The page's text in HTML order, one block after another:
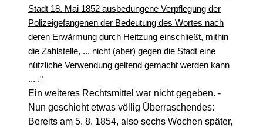
Stadt 18. Mai 1852 ausbedungene Verpflegung der
Polizeigefangenen der Bedeutung des Wortes nach
deren Erwärmung durch Heitzung einschließt, mithin
die Zahlstelle, ... nicht (aber) gegen die Stadt eine
nützliche Verwendung geltend gemacht werden kann
... ."
Ein weiteres Rechtsmittel war nicht gegeben. -
Nun geschieht etwas völlig Überraschendes:
Bereits am 5. 8. 1854, also sechs Wochen später,